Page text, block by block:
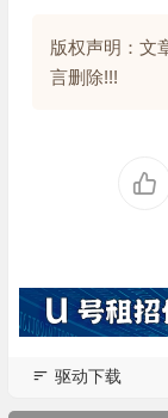
版权声明：文
言删除!!!
驱动下载